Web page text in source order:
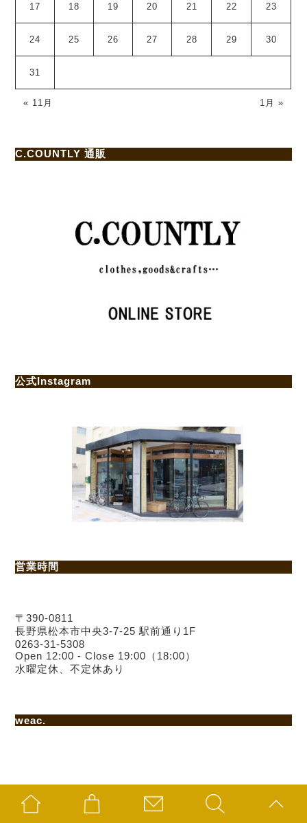
17 18 19 20 21 22 23
24 25 26 27 28 29 30
31
« 11月 1月 »
C.COUNTLY 通販
公式Instagram
営業時間
〒390-0811
長野県松本市中央3-7-25 駅前通り1F
0263-31-5308
Open 12:00 - Close 19:00（18:00）
水曜定休、不定休あり
weac.